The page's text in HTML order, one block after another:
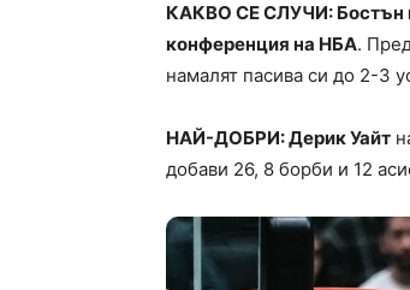
КАКВО СЕ СЛУЧИ: Бостън
конференция на НБА.
намалят пасива си до 2-3
НАЙ-ДОБРИ: Дерик Уайт
добави 26, 8 борби и 12